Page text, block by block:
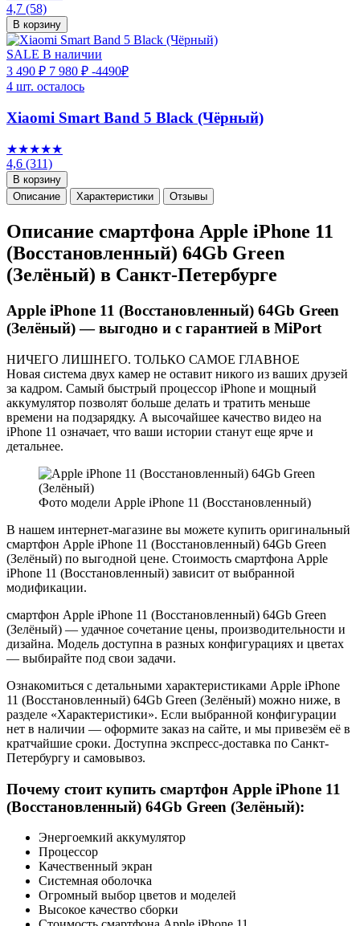
4,7 (58)
В корзину
SALE В наличии
3 490 ₽ 7 980 ₽ -4490₽
4 шт. осталось
Xiaomi Smart Band 5 Black (Чёрный)
★★★★★
4,6 (311)
В корзину
Описание
Характеристики Отзывы
Описание смартфона Apple iPhone 11
(Восстановленный) 64Gb Green
(Зелёный) в Санкт-Петербурге
Apple iPhone 11 (Восстановленный) 64Gb Green
(Зелёный) — выгодно и с гарантией в MiPort
НИЧЕГО ЛИШНЕГО. ТОЛЬКО САМОЕ ГЛАВНОЕ
Новая система двух камер не оставит никого из ваших друзей
за кадром. Самый быстрый процессор iPhone и мощный
аккумулятор позволят больше делать и тратить меньше
времени на подзарядку. А высочайшее качество видео на
iPhone 11 означает, что ваши истории станут еще ярче и
детальнее.
Фото модели Apple iPhone 11 (Восстановленный)
В нашем интернет-магазине вы можете купить оригинальный
смартфон Apple iPhone 11 (Восстановленный) 64Gb Green
(Зелёный) по выгодной цене. Стоимость смартфона Apple
iPhone 11 (Восстановленный) зависит от выбранной
модификации.
смартфон Apple iPhone 11 (Восстановленный) 64Gb Green
(Зелёный) — удачное сочетание цены, производительности и
дизайна. Модель доступна в разных конфигурациях и цветах
— выбирайте под свои задачи.
Ознакомиться с детальными характеристиками Apple iPhone
11 (Восстановленный) 64Gb Green (Зелёный) можно ниже, в
разделе «Характеристики». Если выбранной конфигурации
нет в наличии — оформите заказ на сайте, и мы привезём её в
кратчайшие сроки. Доступна экспресс-доставка по Санкт-
Петербургу и самовывоз.
Почему стоит купить смартфон Apple iPhone 11
(Восстановленный) 64Gb Green (Зелёный):
Энергоемкий аккумулятор
Процессор
Качественный экран
Системная оболочка
Огромный выбор цветов и моделей
Высокое качество сборки